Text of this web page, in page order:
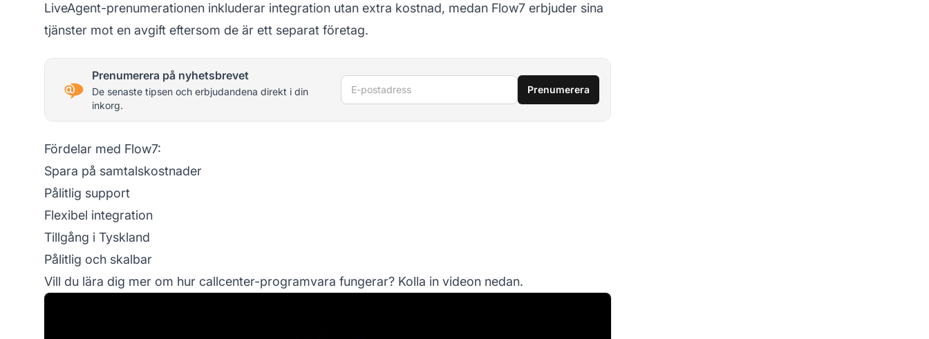
LiveAgent-prenumerationen inkluderar integration utan extra kostnad, medan Flow7 erbjuder sina
tjänster mot en avgift eftersom de är ett separat företag.
Prenumerera på nyhetsbrevet
De senaste tipsen och erbjudandena direkt i din
inkorg.
E-postadress Prenumerera
Fördelar med Flow7:
Spara på samtalskostnader
Pålitlig support
Flexibel integration
Tillgång i Tyskland
Pålitlig och skalbar
Vill du lära dig mer om hur callcenter-programvara fungerar? Kolla in videon nedan.